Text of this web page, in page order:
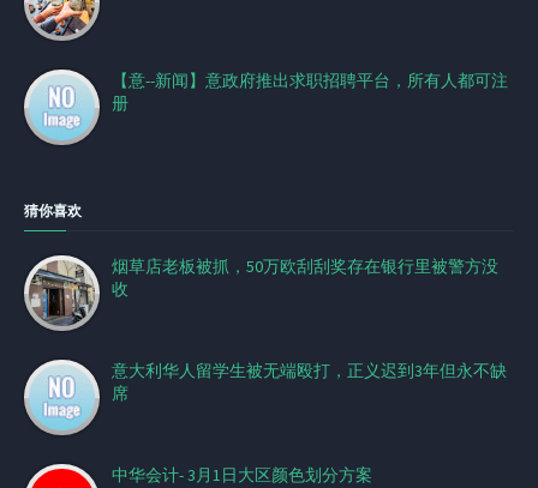
【意--新闻】意政府推出求职招聘平台，所有人都可注
册
猜你喜欢
烟草店老板被抓，50万欧刮刮奖存在银行里被警方没
收
意大利华人留学生被无端殴打，正义迟到3年但永不缺
席
中华会计- 3月1日大区颜色划分方案